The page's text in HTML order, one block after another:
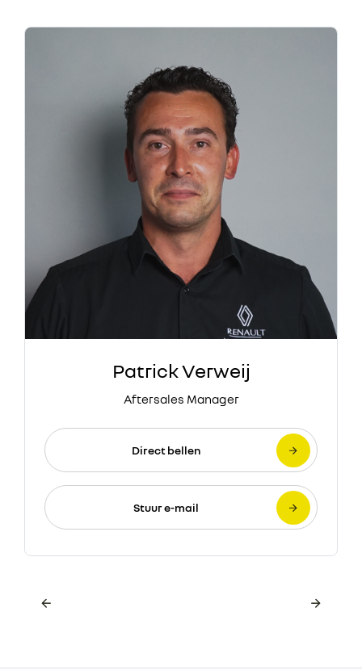
Patrick Verweij
Aftersales Manager
Direct bellen
Stuur e-mail